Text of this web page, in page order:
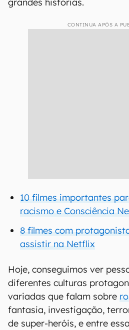
CONTINUA APÓS A
10 filmes importantes
racismo e Consciência
8 filmes com
assistir na Netflix
Hoje, conseguimos ver
diferentes culturas
variadas que falam sobre
fantasia, investigação,
de super-heróis, e entre